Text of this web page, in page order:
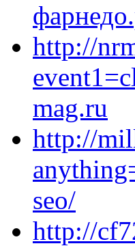
http://
mag.ru
http://
seo/
http://